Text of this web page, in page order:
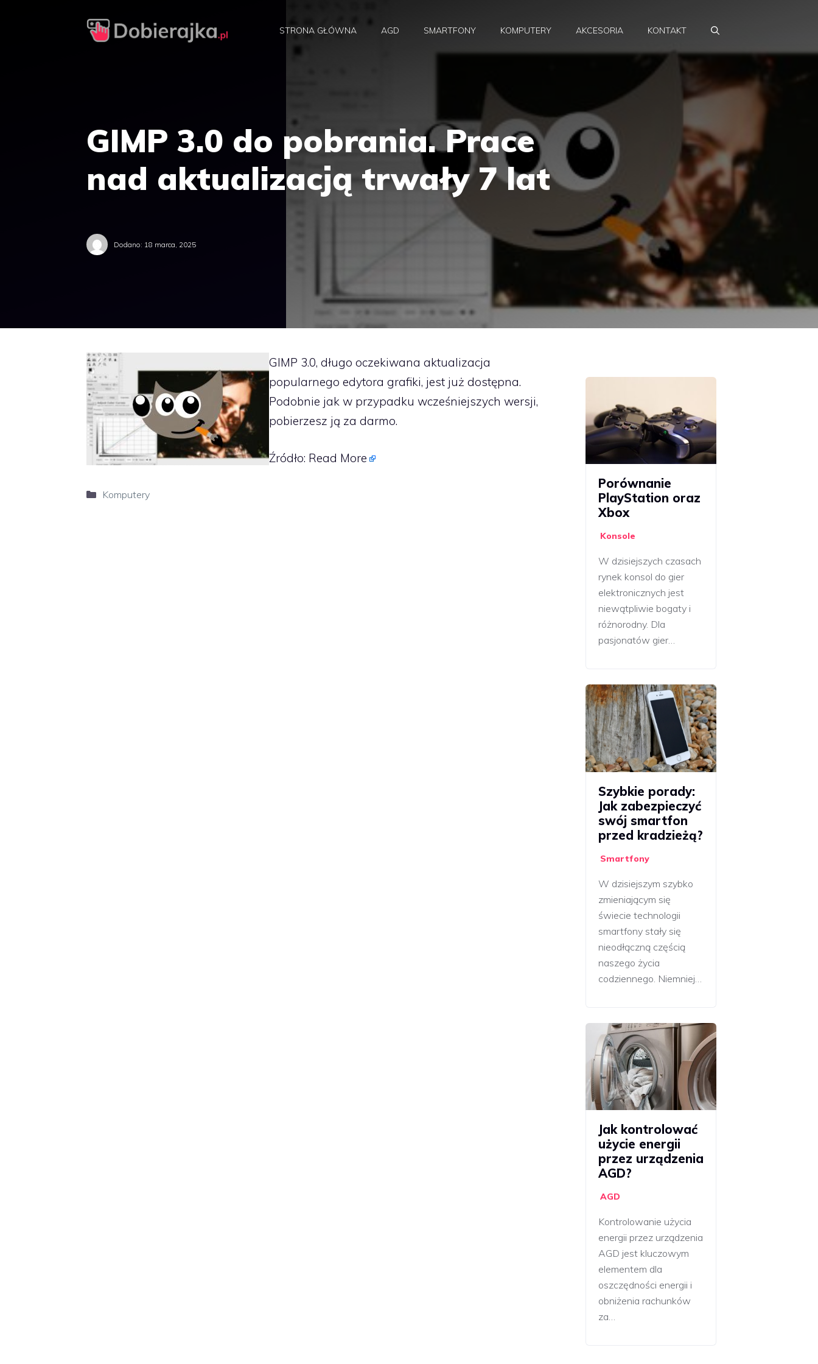
STRONA GŁÓWNA AGD SMARTFONY KOMPUTERY AKCESORIA KONTAKT
GIMP 3.0 do pobrania. Prace
nad aktualizacją trwały 7 lat
Dodano: 18 marca, 2025
GIMP 3.0, długo oczekiwana aktualizacja
popularnego edytora grafiki, jest już dostępna.
Podobnie jak w przypadku wcześniejszych wersji,
pobierzesz ją za darmo.
Źródło: Read More
Kategorie
Komputery
Porównanie
PlayStation oraz
Xbox
Konsole
W dzisiejszych czasach
rynek konsol do gier
elektronicznych jest
niewątpliwie bogaty i
różnorodny. Dla
pasjonatów gier…
Szybkie porady:
Jak zabezpieczyć
swój smartfon
przed kradzieżą?
Smartfony
W dzisiejszym szybko
zmieniającym się
świecie technologii
smartfony stały się
nieodłączną częścią
naszego życia
codziennego. Niemniej…
Jak kontrolować
użycie energii
przez urządzenia
AGD?
AGD
Kontrolowanie użycia
energii przez urządzenia
AGD jest kluczowym
elementem dla
oszczędności energii i
obniżenia rachunków
za…